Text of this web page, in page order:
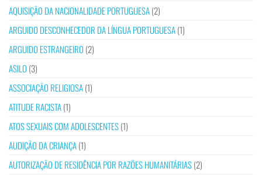
AQUISIÇÃO DA NACIONALIDADE PORTUGUESA(2)
ARGUIDO DESCONHECEDOR DA LÍNGUA PORTUGUESA(1)
ARGUIDO ESTRANGEIRO (2)
ASILO (3)
ASSOCIAÇÃO RELIGIOSA(1)
ATITUDE RACISTA(1)
ATOS SEXUAIS COM ADOLESCENTES(1)
AUDIÇÃO DA CRIANÇA(1)
AUTORIZAÇÃO DE RESIDÊNCIA POR RAZÕES HUMANITÁRIAS(2)